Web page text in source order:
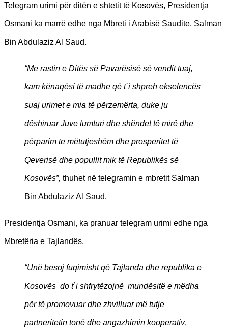
Telegram urimi për ditën e shtetit të Kosovës, Presidentja
Osmani ka marrë edhe nga Mbreti i Arabisë Saudite, Salman
Bin Abdulaziz Al Saud.
“Me rastin e Ditës së Pavarësisë së vendit tuaj,
kam kënaqësi të madhe që t`i shpreh ekselencës
suaj urimet e mia të përzemërta, duke ju
dëshiruar Juve lumturi dhe shëndet të mirë dhe
përparim te mëtutjeshëm dhe prosperitet të
Qeverisë dhe popullit mik të Republikës së
Kosovës”, thuhet në telegramin e mbretit Salman
Bin Abdulaziz Al Saud.
Presidentja Osmani, ka pranuar telegram urimi edhe nga
Mbretëria e Tajlandës.
“Unë besoj fuqimisht që Tajlanda dhe republika e
Kosovës do t`i shfrytëzojnë mundësitë e mëdha
për të promovuar dhe zhvilluar më tutje
partneritetin tonë dhe angazhimin kooperativ,